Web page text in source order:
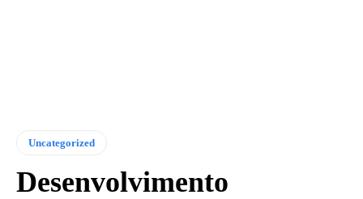
Uncategorized
Desenvolvimento